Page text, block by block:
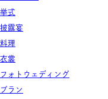
挙式
披露宴
料理
衣裳
フォトウェディング
プラン